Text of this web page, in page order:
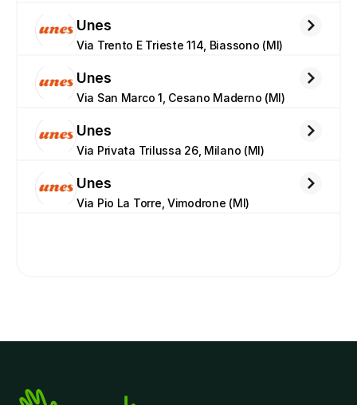
Unes
Via Trento E Trieste 114, Biassono (MI)
Unes
Via San Marco 1, Cesano Maderno (MI)
Unes
Via Privata Trilussa 26, Milano (MI)
Unes
Via Pio La Torre, Vimodrone (MI)